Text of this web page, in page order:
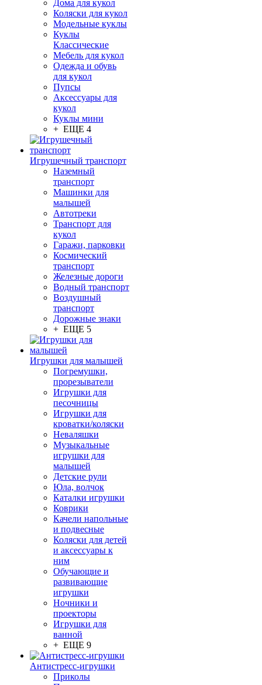
Дома для кукол
Коляски для кукол
Модельные куклы
Куклы
Классические
Мебель для кукол
Одежда и обувь
для кукол
Пупсы
Аксессуары для
кукол
Куклы мини
+ ЕЩЕ 4
Игрушечный транспорт
Наземный
транспорт
Машинки для
малышей
Автотреки
Транспорт для
кукол
Гаражи, парковки
Космический
транспорт
Железные дороги
Водный транспорт
Воздушный
транспорт
Дорожные знаки
+ ЕЩЕ 5
Игрушки для малышей
Погремушки,
прорезыватели
Игрушки для
песочницы
Игрушки для
кроватки/коляски
Неваляшки
Музыкальные
игрушки для
малышей
Детские рули
Юла, волчок
Каталки игрушки
Коврики
Качели напольные
и подвесные
Коляски для детей
и аксессуары к
ним
Обучающие и
развивающие
игрушки
Ночники и
проекторы
Игрушки для
ванной
+ ЕЩЕ 9
Антистресс-игрушки
Приколы